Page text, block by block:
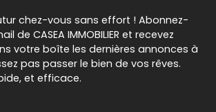
chez-vous sans effort ! Abonnez-
de CASEA IMMOBILIER et recevez
votre boîte les dernières annonces à
pas passer le bien de vos rêves.
et efficace.